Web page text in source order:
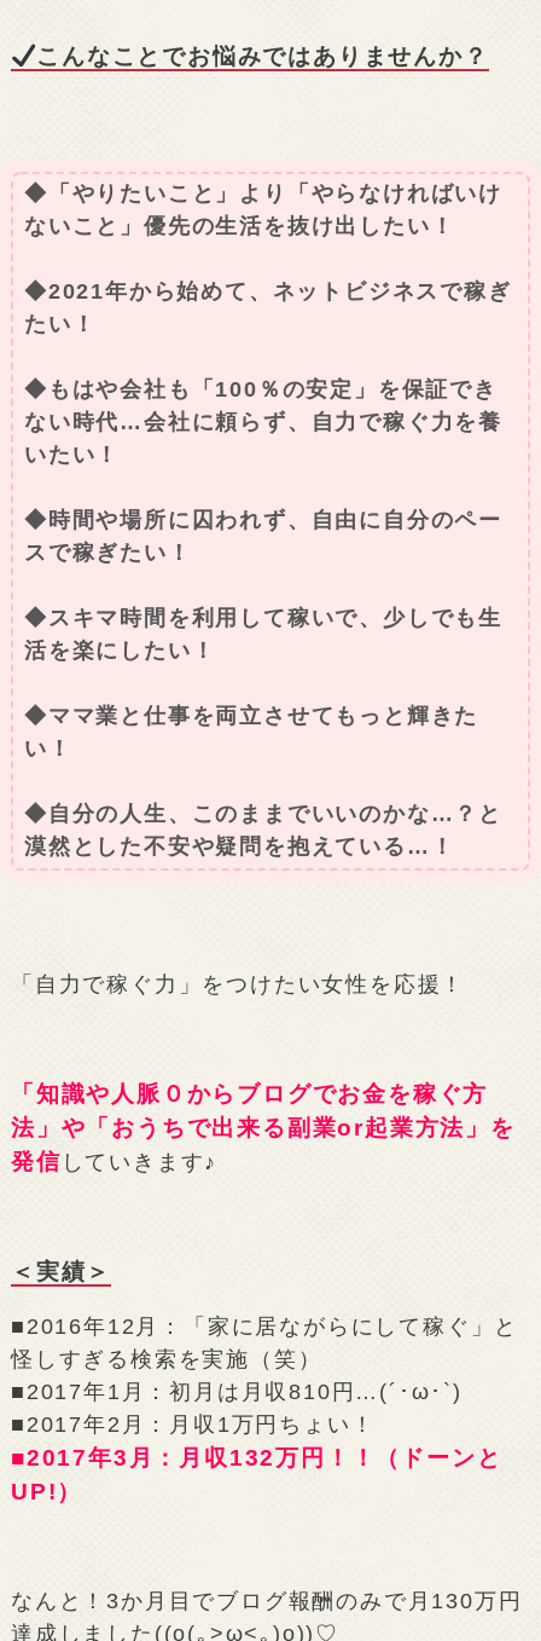
こんなことでお悩みではありませんか？
◆「やりたいこと」より「やらなければいけ
ないこと」優先の生活を抜け出したい！
◆2021年から始めて、ネットビジネスで稼ぎ
たい！
◆もはや会社も「100％の安定」を保証でき
ない時代…会社に頼らず、自力で稼ぐ力を養
いたい！
◆時間や場所に囚われず、自由に自分のペー
スで稼ぎたい！
◆スキマ時間を利用して稼いで、少しでも生
活を楽にしたい！
◆ママ業と仕事を両立させてもっと輝きた
い！
◆自分の人生、このままでいいのかな…？と
漠然とした不安や疑問を抱えている…！
「自力で稼ぐ力」をつけたい女性を応援！
「知識や人脈０からブログでお金を稼ぐ方
法」や「おうちで出来る副業or起業方法」を
発信 していきます♪
＜実績＞
■2016年12月：「家に居ながらにして稼ぐ」と
怪しすぎる検索を実施（笑）
■2017年1月：初月は月収810円…(´･ω･`)
■2017年2月：月収1万円ちょい！
■2017年3月：月収132万円！！（ドーンと
UP!）
なんと！3か月目でブログ報酬のみで月130万円
達成しました((o(｡>ω<｡)o))♡